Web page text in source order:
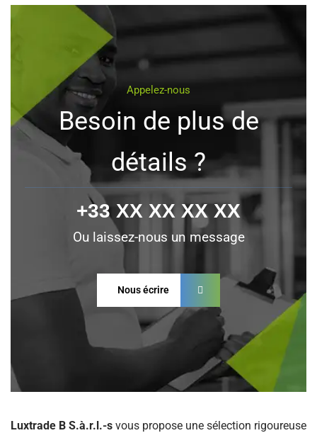
Appelez-nous
Besoin de plus de
détails ?
+33 XX XX XX XX
Ou laissez-nous un message
Nous écrire
Luxtrade B S.à.r.l.-s vous propose une sélection rigoureuse